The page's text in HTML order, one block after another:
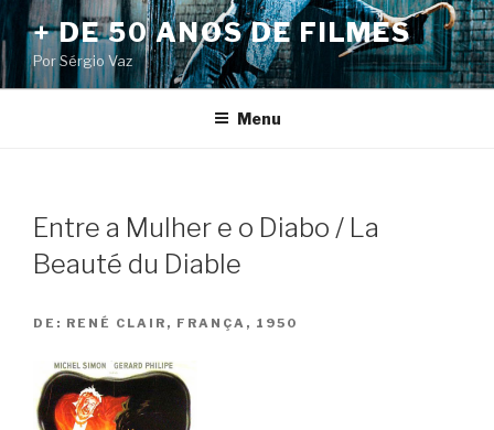
Pular
para
o
conteúdo
+ DE 50 ANOS DE FILMES
Por Sérgio Vaz
Menu
Entre a Mulher e o Diabo / La
Beauté du Diable
DE: RENÉ CLAIR, FRANÇA, 1950